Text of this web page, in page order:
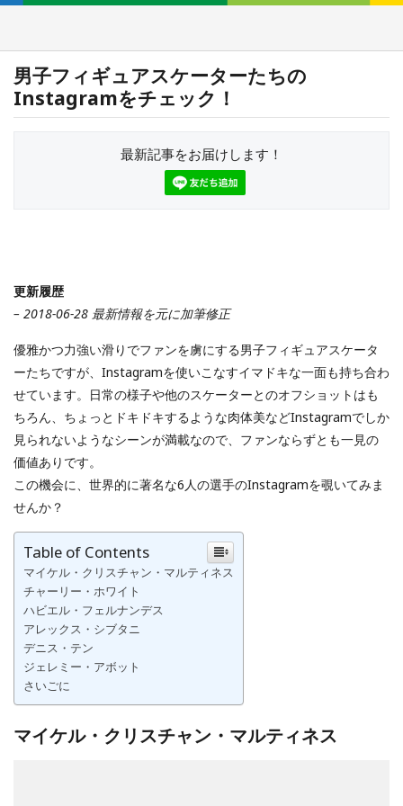
男子フィギュアスケーターたちの
Instagramをチェック！
最新記事をお届けします！
更新履歴
– 2018-06-28 最新情報を元に加筆修正
優雅かつ力強い滑りでファンを虜にする男子フィギュアスケータ
ーたちですが、Instagramを使いこなすイマドキな一面も持ち合わ
せています。日常の様子や他のスケーターとのオフショットはも
ちろん、ちょっとドキドキするような肉体美などInstagramでしか
見られないようなシーンが満載なので、ファンならずとも一見の
価値ありです。
この機会に、世界的に著名な6人の選手のInstagramを覗いてみま
せんか？
Table of Contents
マイケル・クリスチャン・マルティネス
チャーリー・ホワイト
ハビエル・フェルナンデス
アレックス・シブタニ
デニス・テン
ジェレミー・アボット
さいごに
マイケル・クリスチャン・マルティネス